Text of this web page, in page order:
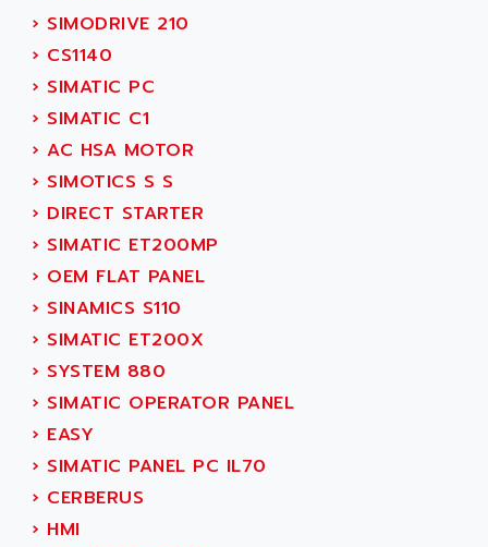
C100
OP35
SIMATIC TP
BT
PANEL PLUS 600
PSS
DIGIFAS
TC1028
MICROCOR
DIXIT
PYRAMID
ADMIRAL
S3C
4900
MV1000
650 SERIE
› SIMODRIVE 210
› CS1140
› SIMATIC PC
› SIMATIC C1
› AC HSA MOTOR
› SIMOTICS S S
› DIRECT STARTER
› SIMATIC ET200MP
› OEM FLAT PANEL
› SINAMICS S110
› SIMATIC ET200X
› SYSTEM 880
› SIMATIC OPERATOR PANEL
› EASY
› SIMATIC PANEL PC IL70
› CERBERUS
› HMI